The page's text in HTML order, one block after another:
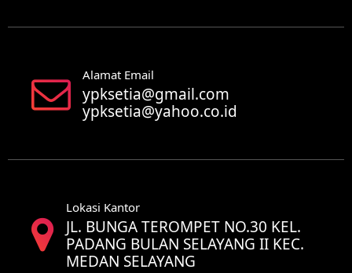
Alamat Email
ypksetia@gmail.com
ypksetia@yahoo.co.id
Lokasi Kantor
JL. BUNGA TEROMPET NO.30 KEL.
PADANG BULAN SELAYANG II KEC.
MEDAN SELAYANG